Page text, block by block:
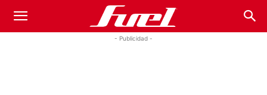
Fuel
- Publicidad -